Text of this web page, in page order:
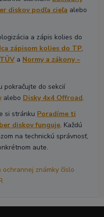
diskov podľa cieľa alebo
a zápis kolies do
zápisom kolies do TP,
a Normy a zákony –
pokračujte do sekcií
alebo Disky 4x4 Offroad.
si stránku Poradíme ti
diskov funguje. Každú
na technickú správnosť,
aute.
ochrannej známky číslo